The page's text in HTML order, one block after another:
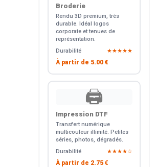
Broderie
Rendu 3D premium, très
durable. Idéal logos
corporate et tenues de
représentation.
Durabilité
★★★★★
À partir de 5.00 €
🖨️
Impression DTF
Transfert numérique
multicouleur illimité. Petites
séries, photos, dégradés.
Durabilité
★★★★☆
À partir de 2.75 €